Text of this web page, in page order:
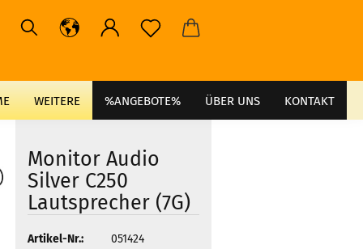
%ANGEBOTE% ÜBER UNS KONTAKT
WEITERE
Monitor Audio
Silver C250
Lautsprecher (7G)
Artikel-Nr.:
051424